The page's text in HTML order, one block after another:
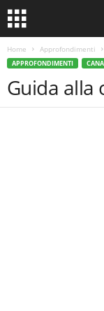
Home Approfondimenti
APPROFONDIMENTI
Guida alla